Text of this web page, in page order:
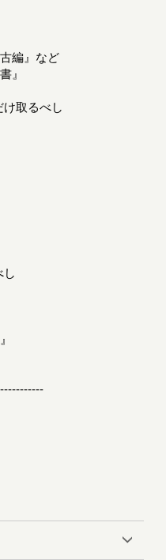
編』など
』
取るべし
し